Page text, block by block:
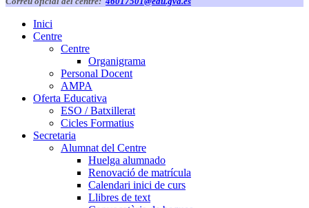
Inici
Centre
Centre
Organigrama
Personal Docent
AMPA
Oferta Educativa
ESO / Batxillerat
Cicles Formatius
Secretaria
Alumnat del Centre
Huelga alumnado
Renovació de matrícula
Calendari inici de curs
Llibres de text